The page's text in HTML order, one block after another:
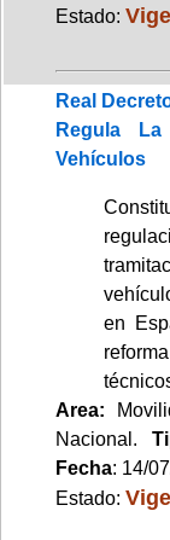
Estado:
Real
Regula
Vehículos
en
Area:
Nacional.
Fecha: 14/
Estado: